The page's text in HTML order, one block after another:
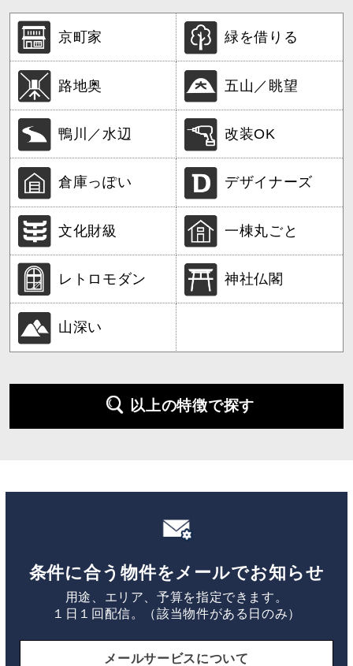
京町家 緑を借りる
路地奥 五山／眺望
鴨川／水辺 改装OK
倉庫っぽい デザイナーズ
文化財級 一棟丸ごと
レトロモダン 神社仏閣
山深い
以上の特徴で探す
条件に合う物件をメールでお知らせ
用途、エリア、予算を指定できます。
１日１回配信。（該当物件がある日のみ）
メールサービスについて